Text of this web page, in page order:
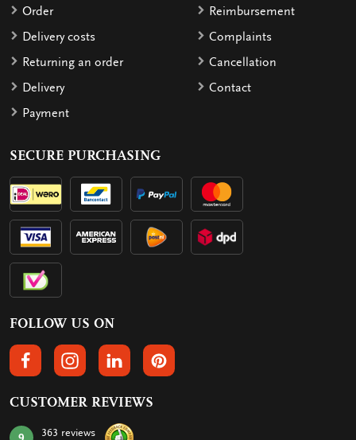
Order
Delivery costs
Returning an order
Delivery
Payment
Reimbursement
Complaints
Cancellation
Contact
SECURE PURCHASING
FOLLOW US ON
FOLLOW US ON FACEBOOK
FOLLOW US ON INSTAGRAM
FOLLOW US ON LINKEDIN
FOLLOW US ON PINTEREST
CUSTOMER REVIEWS
363 reviews